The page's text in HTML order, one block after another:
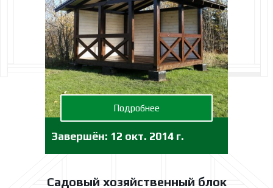
Садовый хозяйственный блок
Завершён: 12 окт. 2014 г.
Подробнее